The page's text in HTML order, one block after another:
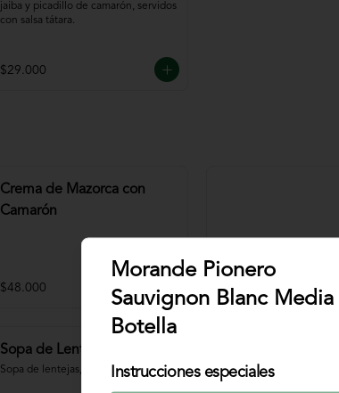
jaiba y picadillo de camarón, servidos
con salsa tátara.
$29.000
Crema de Mazorca con
Camarón
$48.000
Sopa de Lenteja
Sopa de lentejas, chorizo, tocineta.
Morande Pionero
Sauvignon Blanc Media
Botella
Instrucciones especiales